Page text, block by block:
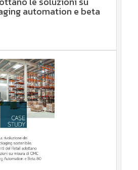
automation e beta